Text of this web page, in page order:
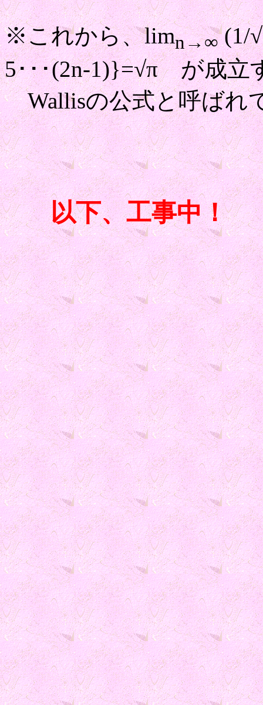
※これから、limn→∞(1/
5･･･(2n-1)}=√π が成立
Wallisの公式と呼ばれ
以下、工事中！